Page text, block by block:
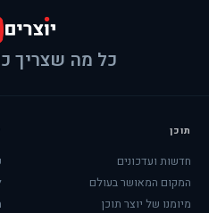
כל מה שצריך
תוכן
חדשות ועדכונים
המקום המאושר בעולם
מיומנו של יוצר תוכן